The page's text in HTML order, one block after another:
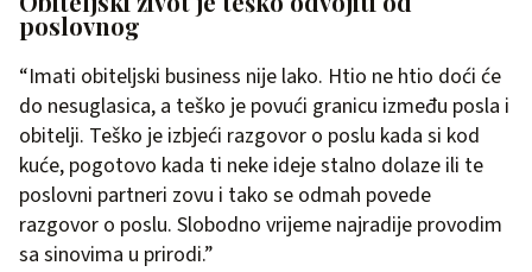
poslovnog
“Imati obiteljski business nije lako. Htio ne htio doći će
do nesuglasica, a teško je povući granicu između posla i
obitelji. Teško je izbjeći razgovor o poslu kada si kod
kuće, pogotovo kada ti neke ideje stalno dolaze ili te
poslovni partneri zovu i tako se odmah povede
razgovor o poslu. Slobodno vrijeme najradije provodim
sa sinovima u prirodi.”